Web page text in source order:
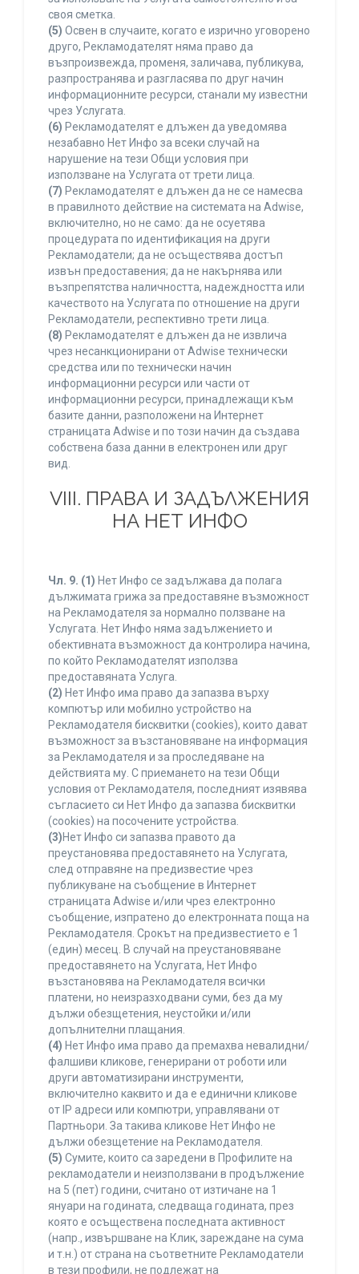
своя сметка.
(5) Освен в случаите, когато е изрично уговорено
друго, Рекламодателят няма право да
възпроизвежда, променя, заличава, публикува,
разпространява и разгласява по друг начин
информационните ресурси, станали му известни
чрез Услугата.
(6) Рекламодателят е длъжен да уведомява
незабавно Нет Инфо за всеки случай на
нарушение на тези Общи условия при
използване на Услугата от трети лица.
(7) Рекламодателят е длъжен да не се намесва
в правилното действие на системата на Adwise,
включително, но не само: да не осуетява
процедурата по идентификация на други
Рекламодатели; да не осъществява достъп
извън предоставения; да не накърнява или
възпрепятства наличността, надеждността или
качеството на Услугата по отношение на други
Рекламодатели, респективно трети лица.
(8) Рекламодателят е длъжен да не извлича
чрез несанкционирани от Adwise технически
средства или по технически начин
информационни ресурси или части от
информационни ресурси, принадлежащи към
базите данни, разположени на Интернет
страницата Adwise и по този начин да създава
собствена база данни в електронен или друг
вид.
VIII. ПРАВА И ЗАДЪЛЖЕНИЯ
НА НЕТ ИНФО
Чл. 9. (1) Нет Инфо се задължава да полага
дължимата грижа за предоставяне възможност
на Рекламодателя за нормално ползване на
Услугата. Нет Инфо няма задължението и
обективната възможност да контролира начина,
по който Рекламодателят използва
предоставяната Услуга.
(2) Нет Инфо има право да запазва върху
компютър или мобилно устройство на
Рекламодателя бисквитки (cookies), които дават
възможност за възстановяване на информация
за Рекламодателя и за проследяване на
действията му. С приемането на тези Общи
условия от Рекламодателя, последният изявява
съгласието си Нет Инфо да запазва бисквитки
(cookies) на посочените устройства.
(3)Нет Инфо си запазва правото да
преустановява предоставянето на Услугата,
след отправяне на предизвестие чрез
публикуване на съобщение в Интернет
страницата Adwise и/или чрез електронно
съобщение, изпратено до електронната поща на
Рекламодателя. Срокът на предизвестието е 1
(един) месец. В случай на преустановяване
предоставянето на Услугата, Нет Инфо
възстановява на Рекламодателя всички
платени, но неизразходвани суми, без да му
дължи обезщетения, неустойки и/или
допълнителни плащания.
(4) Нет Инфо има право да премахва невалидни/
фалшиви кликове, генерирани от роботи или
други автоматизирани инструменти,
включително каквито и да е единични кликове
от IP адреси или компютри, управлявани от
Партньори. За такива кликове Нет Инфо не
дължи обезщетение на Рекламодателя.
(5) Сумите, които са заредени в Профилите на
рекламодатели и неизползвани в продължение
на 5 (пет) години, считано от изтичане на 1
януари на годината, следваща годината, през
която е осъществена последната активност
(напр., извършване на Клик, зареждане на сума
и т.н.) от страна на съответните Рекламодатели
в тези профили, не подлежат на